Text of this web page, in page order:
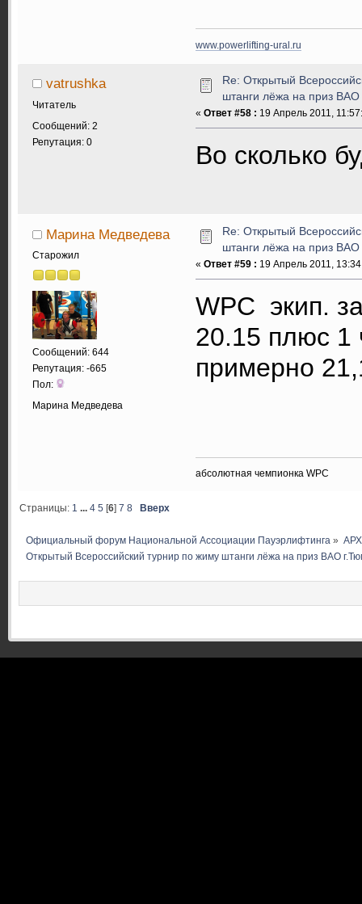
www.powerlifting-ural.ru
vatrushka
Читатель
Сообщений: 2
Репутация: 0
Re: Открытый
штанги лёжа на приз ВАО
« Ответ #58 : 19 Апрель 2011,
Во сколько
Марина Медведева
Старожил
Сообщений: 644
Репутация: -665
Пол:
Марина Медведева
Re: Открытый
штанги лёжа на приз ВАО
« Ответ #59 : 19 Апрель 2011,
WPC экип.
20.15 плюс 1
примерно
абсолютная чемпионка WPC
Страницы: 1 ...4 5 [6]7 8 Вверх
Официальный форум Национальной Ассоциации Пауэрлифтинга »
Открытый Всероссийский турнир по жиму штанги лёжа на приз ВАО